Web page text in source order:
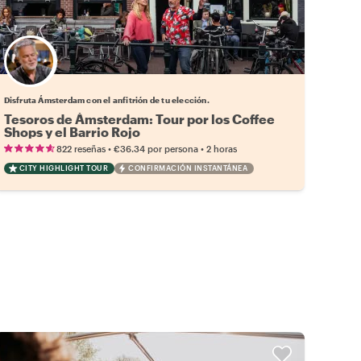
Elige tu local favorito
Disfruta Ámsterdam con el anfitrión de tu elección.
Tesoros de Ámsterdam: Tour por los Coffee
Shops y el Barrio Rojo
822 reseñas• €36.34 por persona• 2 horas
CITY HIGHLIGHT TOUR CONFIRMACIÓN INSTANTÁNEA